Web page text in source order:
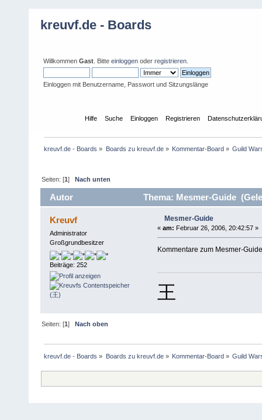
kreuvf.de - Boards
Willkommen Gast . Bitte einloggen oder registrieren
Einloggen mit Benutzername, Passwort und Sitzungslänge
Hilfe Suche Einloggen Registrieren
kreuvf.de - Boards » Boards zu kreuvf.de» Kommentar-Board» Guild
Seiten: [1]Nach unten
Autor Thema: Mesmer-Guide
Kreuvf
Administrator
Großgrundbesitzer
Beiträge: 252
Mesmer-Guide
« am: Februar 26, 2006, 20:42:57 »
Kommentare zum Mesmer-
王
Seiten: [1]Nach oben
kreuvf.de - Boards » Boards zu kreuvf.de» Kommentar-Board» Guild